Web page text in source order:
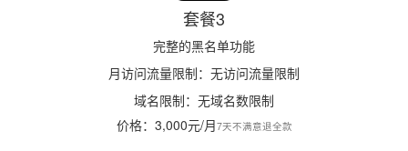
套餐3
完整的黑名单功能
月访问流量限制：无访问流量限制
域名限制：无域名数限制
价格：3,000元/月7天不满意退全款